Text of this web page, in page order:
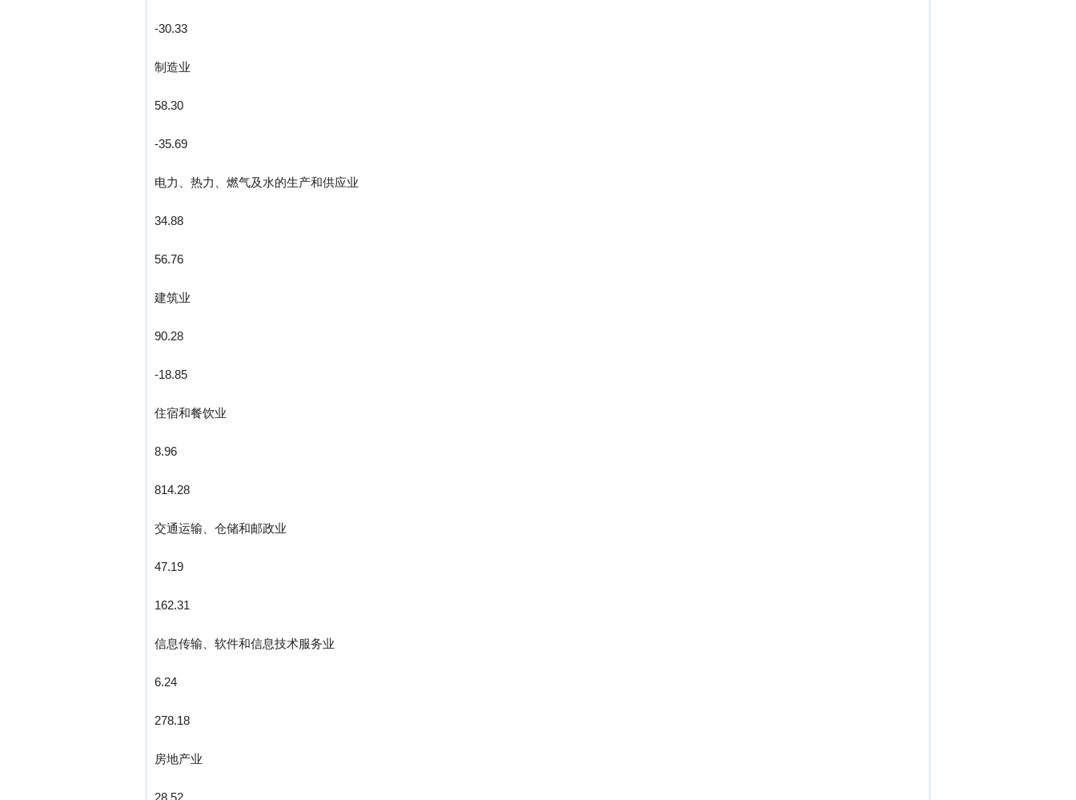
-30.33
制造业
58.30
-35.69
电力、热力、燃气及水的生产和供应业
34.88
56.76
建筑业
90.28
-18.85
住宿和餐饮业
8.96
814.28
交通运输、仓储和邮政业
47.19
162.31
信息传输、软件和信息技术服务业
6.24
278.18
房地产业
28.52